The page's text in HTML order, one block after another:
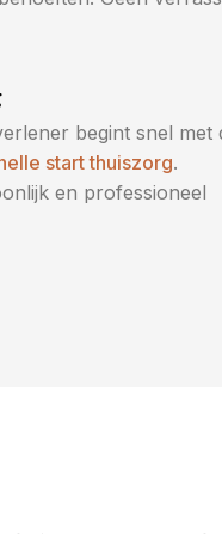
begint snel met
start thuiszorg.
en professioneel